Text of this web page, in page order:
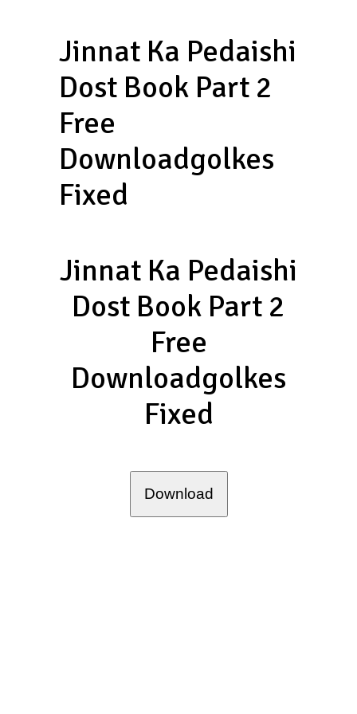
Jinnat Ka Pedaishi
Dost Book Part 2
Free
Downloadgolkes
Fixed
Jinnat Ka Pedaishi
Dost Book Part 2
Free
Downloadgolkes
Fixed
Download